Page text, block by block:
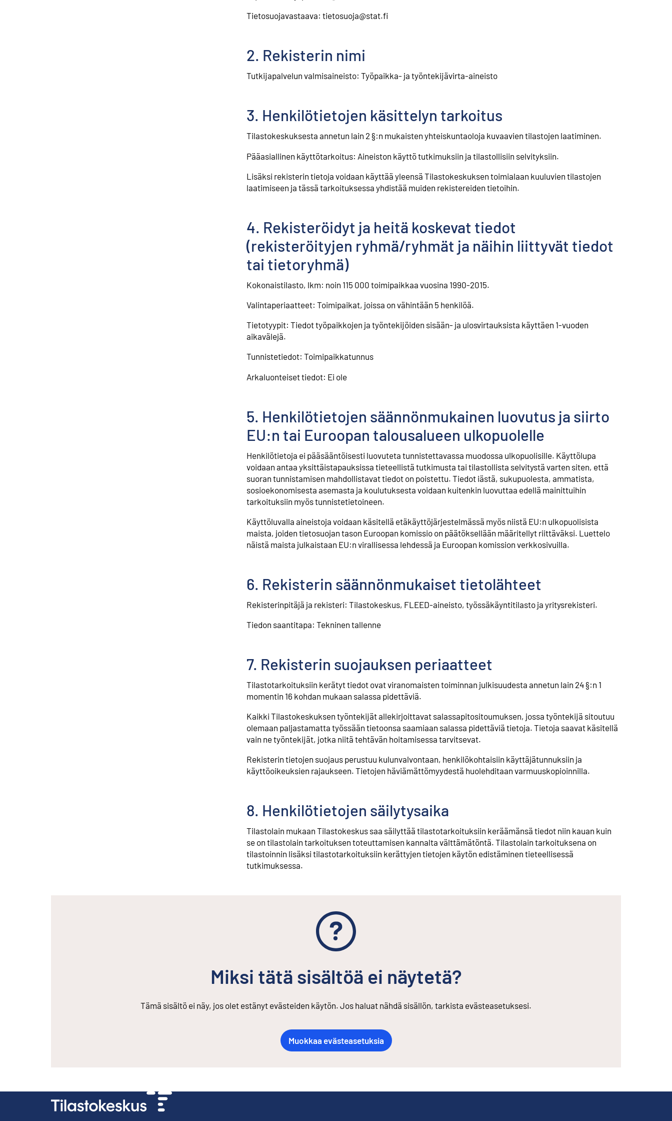
Tietosuojavastaava: tietosuoja@stat.fi
2. Rekisterin nimi
Tutkijapalvelun valmisaineisto: Työpaikka- ja työntekijävirta-aineisto
3. Henkilötietojen käsittelyn tarkoitus
Tilastokeskuksesta annetun lain 2 §:n mukaisten yhteiskuntaoloja kuvaavien tilastojen laatiminen.
Pääasiallinen käyttötarkoitus: Aineiston käyttö tutkimuksiin ja tilastollisiin selvityksiin.
Lisäksi rekisterin tietoja voidaan käyttää yleensä Tilastokeskuksen toimialaan kuuluvien tilastojen
laatimiseen ja tässä tarkoituksessa yhdistää muiden rekistereiden tietoihin.
4. Rekisteröidyt ja heitä koskevat tiedot
(rekisteröityjen ryhmä/ryhmät ja näihin liittyvät tiedot
tai tietoryhmä)
Kokonaistilasto, lkm: noin 115 000 toimipaikkaa vuosina 1990-2015.
Valintaperiaatteet: Toimipaikat, joissa on vähintään 5 henkilöä.
Tietotyypit: Tiedot työpaikkojen ja työntekijöiden sisään- ja ulosvirtauksista käyttäen 1-vuoden
aikavälejä.
Tunnistetiedot: Toimipaikkatunnus
Arkaluonteiset tiedot: Ei ole
5. Henkilötietojen säännönmukainen luovutus ja siirto
EU:n tai Euroopan talousalueen ulkopuolelle
Henkilötietoja ei pääsääntöisesti luovuteta tunnistettavassa muodossa ulkopuolisille. Käyttölupa
voidaan antaa yksittäistapauksissa tieteellistä tutkimusta tai tilastollista selvitystä varten siten, että
suoran tunnistamisen mahdollistavat tiedot on poistettu. Tiedot iästä, sukupuolesta, ammatista,
sosioekonomisesta asemasta ja koulutuksesta voidaan kuitenkin luovuttaa edellä mainittuihin
tarkoituksiin myös tunnistetietoineen.
Käyttöluvalla aineistoja voidaan käsitellä etäkäyttöjärjestelmässä myös niistä EU:n ulkopuolisista
maista, joiden tietosuojan tason Euroopan komissio on päätöksellään määritellyt riittäväksi. Luettelo
näistä maista julkaistaan EU:n virallisessa lehdessä ja Euroopan komission verkkosivuilla.
6. Rekisterin säännönmukaiset tietolähteet
Rekisterinpitäjä ja rekisteri: Tilastokeskus, FLEED-aineisto, työssäkäyntitilasto ja yritysrekisteri.
Tiedon saantitapa: Tekninen tallenne
7. Rekisterin suojauksen periaatteet
Tilastotarkoituksiin kerätyt tiedot ovat viranomaisten toiminnan julkisuudesta annetun lain 24 §:n 1
momentin 16 kohdan mukaan salassa pidettäviä.
Kaikki Tilastokeskuksen työntekijät allekirjoittavat salassapitositoumuksen, jossa työntekijä sitoutuu
olemaan paljastamatta työssään tietoonsa saamiaan salassa pidettäviä tietoja. Tietoja saavat käsitellä
vain ne työntekijät, jotka niitä tehtävän hoitamisessa tarvitsevat.
Rekisterin tietojen suojaus perustuu kulunvalvontaan, henkilökohtaisiin käyttäjätunnuksiin ja
käyttöoikeuksien rajaukseen. Tietojen häviämättömyydestä huolehditaan varmuuskopioinnilla.
8. Henkilötietojen säilytysaika
Tilastolain mukaan Tilastokeskus saa säilyttää tilastotarkoituksiin keräämänsä tiedot niin kauan kuin
se on tilastolain tarkoituksen toteuttamisen kannalta välttämätöntä. Tilastolain tarkoituksena on
tilastoinnin lisäksi tilastotarkoituksiin kerättyjen tietojen käytön edistäminen tieteellisessä
tutkimuksessa.
Miksi tätä sisältöä ei näytetä?
Tämä sisältö ei näy, jos olet estänyt evästeiden käytön. Jos haluat nähdä sisällön, tarkista evästeasetuksesi.
Muokkaa evästeasetuksia